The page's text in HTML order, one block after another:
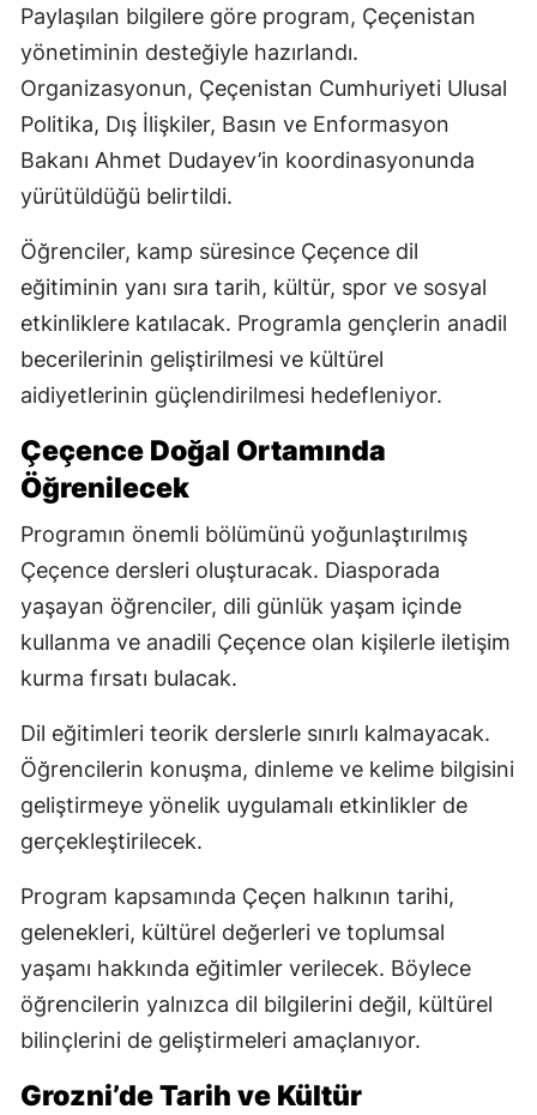
Paylaşılan bilgilere göre program, Çeçenistan
yönetiminin desteğiyle hazırlandı.
Organizasyonun, Çeçenistan Cumhuriyeti Ulusal
Politika, Dış İlişkiler, Basın ve Enformasyon
Bakanı Ahmet Dudayev’in koordinasyonunda
yürütüldüğü belirtildi.
Öğrenciler, kamp süresince Çeçence dil
eğitiminin yanı sıra tarih, kültür, spor ve sosyal
etkinliklere katılacak. Programla gençlerin anadil
becerilerinin geliştirilmesi ve kültürel
aidiyetlerinin güçlendirilmesi hedefleniyor.
Çeçence Doğal Ortamında
Öğrenilecek
Programın önemli bölümünü yoğunlaştırılmış
Çeçence dersleri oluşturacak. Diasporada
yaşayan öğrenciler, dili günlük yaşam içinde
kullanma ve anadili Çeçence olan kişilerle iletişim
kurma fırsatı bulacak.
Dil eğitimleri teorik derslerle sınırlı kalmayacak.
Öğrencilerin konuşma, dinleme ve kelime bilgisini
geliştirmeye yönelik uygulamalı etkinlikler de
gerçekleştirilecek.
Program kapsamında Çeçen halkının tarihi,
gelenekleri, kültürel değerleri ve toplumsal
yaşamı hakkında eğitimler verilecek. Böylece
öğrencilerin yalnızca dil bilgilerini değil, kültürel
bilinçlerini de geliştirmeleri amaçlanıyor.
Grozni’de Tarih ve Kültür